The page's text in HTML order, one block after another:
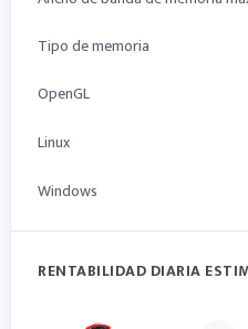
Tipo de memoria
OpenGL
Linux
Windows
RENTABILIDAD DIARIA